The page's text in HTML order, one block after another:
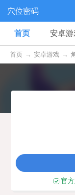
穴位密码
首页 安卓游
首页 → 安卓游戏 →
官